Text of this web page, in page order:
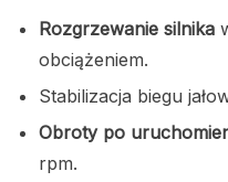
Rozgrzewanie silnika
obciążeniem.
Stabilizacja biegu
Obroty po
rpm.